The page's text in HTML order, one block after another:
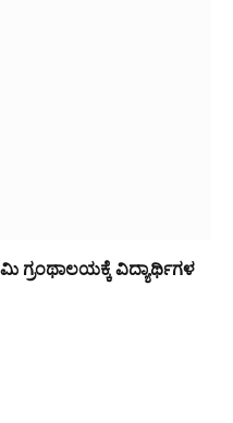
ಗ್ರಂಥಾಲಯಕ್ಕೆ ವಿದ್ಯಾರ್ಥಿಗಳ